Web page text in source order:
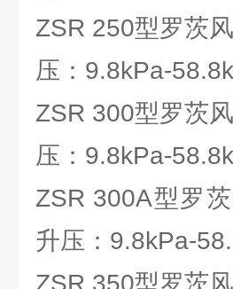
ZSR 250型罗茨
压：9.8kPa-
ZSR 300型罗茨
压：9.8kPa-
ZSR 300A型罗
升压：9.8kPa-
ZSR 350型罗茨